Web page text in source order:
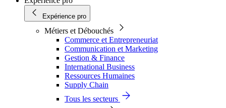
Expérience pro
Métiers et Débouchés
Commerce et Entrepreneuriat
Communication et Marketing
Gestion & Finance
International Business
Ressources Humaines
Supply Chain
Tous les secteurs